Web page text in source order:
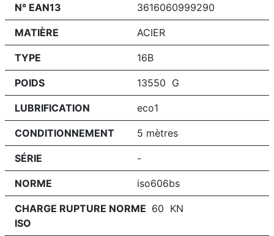
N° EAN13 3616060999290
MATIÈRE ACIER
TYPE 16B
POIDS 13550 G
LUBRIFICATION eco1
CONDITIONNEMENT 5 mètres
SÉRIE -
NORME iso606bs
CHARGE RUPTURE NORME
ISO
60 KN